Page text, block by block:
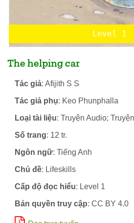
Level 1
The helping car
Tác giả: Afijith S S
Tác giả phụ: Keo Phunphalla
Loại tài liệu: Truyện Audio;
Số trang: 12 tr.
Ngôn ngữ: Tiếng Anh
Chủ đề: Lifeskills
Cấp độ đọc hiểu: Level 1
Bản quyền truy cập: CC BY 4.0